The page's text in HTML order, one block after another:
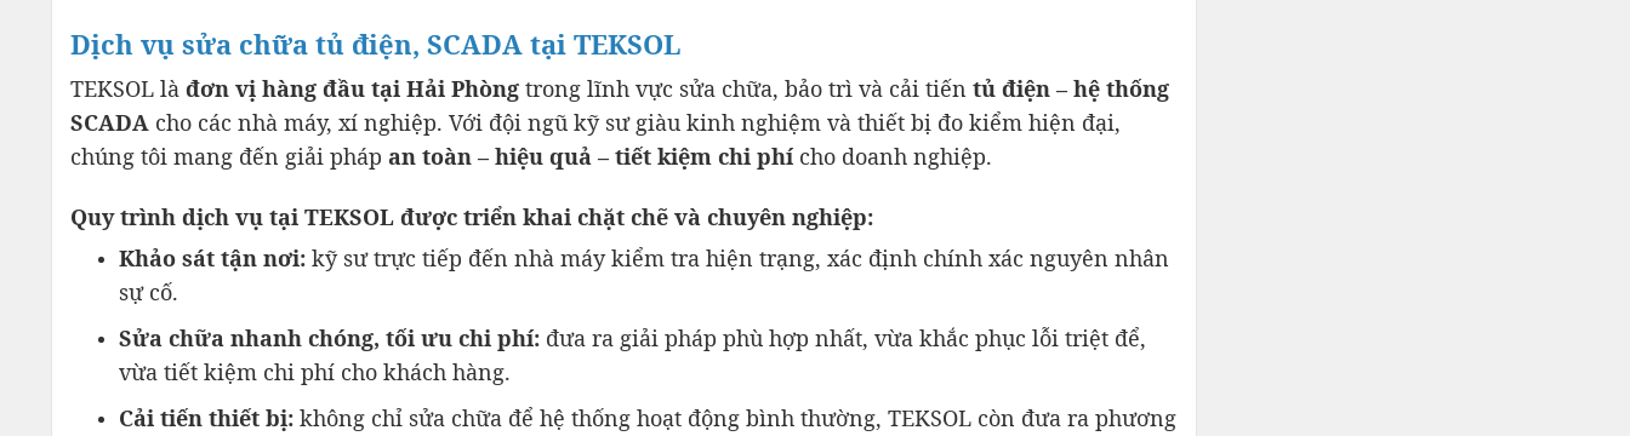
Dịch vụ sửa chữa tủ điện, SCADA tại TEKSOL
TEKSOL là đơn vị hàng đầu tại Hải Phòng trong lĩnh vực sửa chữa, bảo trì và cải tiến tủ điện – hệ thống
SCADA cho các nhà máy, xí nghiệp. Với đội ngũ kỹ sư giàu kinh nghiệm và thiết bị đo kiểm hiện đại,
chúng tôi mang đến giải pháp an toàn – hiệu quả – tiết kiệm chi phícho doanh nghiệp.
Quy trình dịch vụ tại TEKSOL được triển khai chặt chẽ và chuyên nghiệp:
Khảo sát tận nơi: kỹ sư trực tiếp đến nhà máy kiểm tra hiện trạng, xác định chính xác nguyên nhân
sự cố.
Sửa chữa nhanh chóng, tối ưu chi phí: đưa ra giải pháp phù hợp nhất, vừa khắc phục lỗi triệt để,
vừa tiết kiệm chi phí cho khách hàng.
Cải tiến thiết bị: không chỉ sửa chữa để hệ thống hoạt động bình thường, TEKSOL còn đưa ra phương